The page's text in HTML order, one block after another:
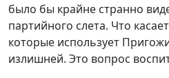
было бы крайне странно
партийного слета. Что
которые использует
излишней. Это вопрос